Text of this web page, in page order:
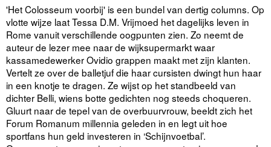
'Het Colosseum voorbij' is een bundel van dertig columns. Op
vlotte wijze laat Tessa D.M. Vrijmoed het dagelijks leven in
Rome vanuit verschillende oogpunten zien. Zo neemt de
auteur de lezer mee naar de wijksupermarkt waar
kassamedewerker Ovidio grappen maakt met zijn klanten.
Vertelt ze over de balletjuf die haar cursisten dwingt hun haar
in een knotje te dragen. Ze wijst op het standbeeld van
dichter Belli, wiens botte gedichten nog steeds choqueren.
Gluurt naar de tepel van de overbuurvrouw, beeldt zich het
Forum Romanum millennia geleden in en legt uit hoe
sportfans hun geld investeren in ‘Schijnvoetbal’.